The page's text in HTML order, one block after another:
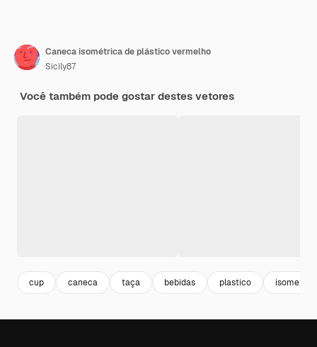
Caneca isométrica de plástico vermelho
Sicily87
Você também pode gostar destes vetores
cup caneca taça bebidas plastico isometric